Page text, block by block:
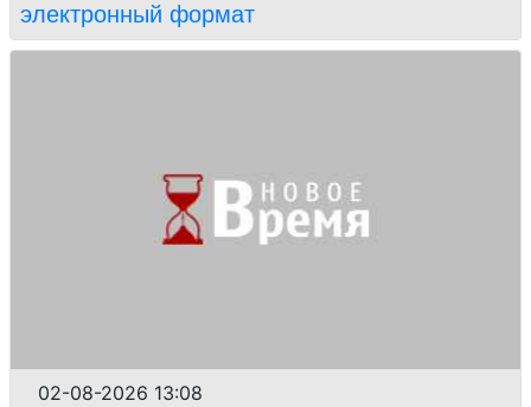
электронный формат
02-08-2026 13:08